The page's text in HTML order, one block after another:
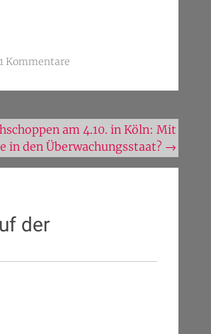
Kommentare
am 4.10. in Köln: Mit
in den Überwachungsstaat? →
der